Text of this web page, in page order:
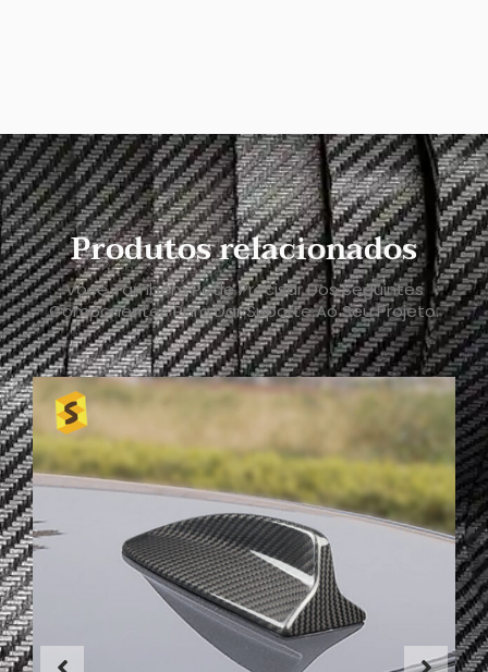
Produtos relacionados
Você Também Pode Precisar Dos Seguintes
Componentes Para Dar Suporte Ao Seu Projeto.